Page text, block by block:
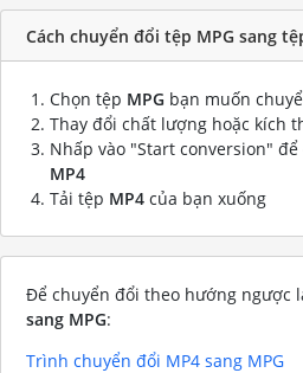
Cách chuyển đổi tệp MPG sang
Chọn tệp MPG bạn muốn
Thay đổi chất lượng hoặc kích
Nhấp vào "Start conversion"
MP4
Tải tệp MP4 của bạn xuống
Để chuyển đổi theo hướng ngược
sang MPG:
Trình chuyển đổi MP4 sang MPG